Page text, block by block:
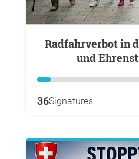
Radfahrverbot in der Breite Straße
und
36Signatures